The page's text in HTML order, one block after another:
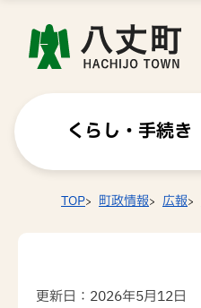
くらし・手続き
TOP 町政情報 広報
更新日：2026年5月12日